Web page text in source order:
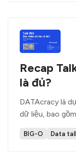
Recap
là đủ?
DATAcracy là
dữ liệu, bao
BIG-O Data